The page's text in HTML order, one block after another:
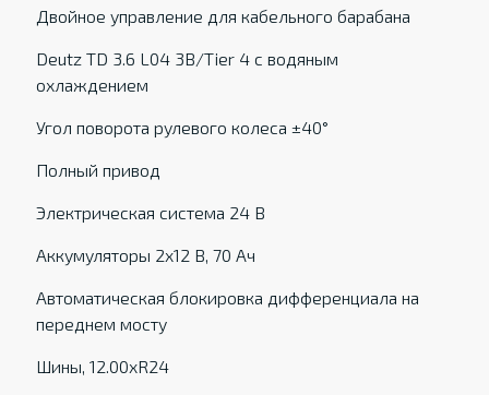
Двойное управление для кабельного барабана
Deutz TD 3.6 L04 3B/Tier 4 с водяным
охлаждением
Угол поворота рулевого колеса ±40°
Полный привод
Электрическая система 24 В
Аккумуляторы 2x12 В, 70 Ач
Автоматическая блокировка дифференциала на
переднем мосту
Шины, 12.00xR24